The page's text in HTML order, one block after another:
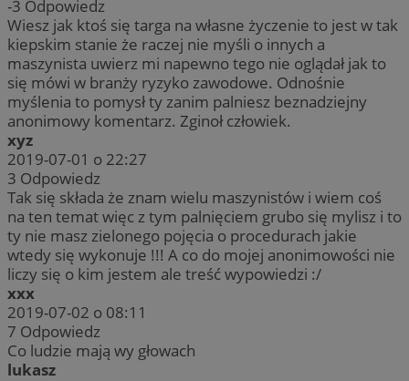
-3 Odpowiedz
Wiesz jak ktoś się targa na własne życzenie to jest w tak
kiepskim stanie że raczej nie myśli o innych a
maszynista uwierz mi napewno tego nie oglądał jak to
się mówi w branży ryzyko zawodowe. Odnośnie
myślenia to pomysł ty zanim palniesz beznadziejny
anonimowy komentarz. Zginoł człowiek.
xyz
2019-07-01 o 22:27
3 Odpowiedz
Tak się składa że znam wielu maszynistów i wiem coś
na ten temat więc z tym palnięciem grubo się mylisz i to
ty nie masz zielonego pojęcia o procedurach jakie
wtedy się wykonuje !!! A co do mojej anonimowości nie
liczy się o kim jestem ale treść wypowiedzi :/
xxx
2019-07-02 o 08:11
7 Odpowiedz
Co ludzie mają wy głowach
lukasz